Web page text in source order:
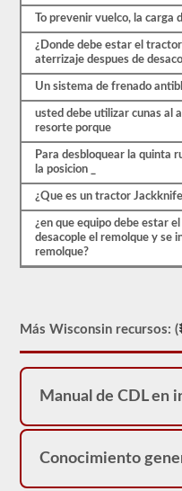
examen
combinado.
Tenemos
100
preguntas
que
probable
que
encuentre
examen
aprobación
combinado.
Estas
preguntas
del
manual
para
conductores
Wisconsin
lo
ayudarán
agregar
el
To prevenir vuelco, la carga
¿Donde debe estar el
aterrizaje despues de
Un sistema de frenado
usted debe utilizar cunas al
resorte porque
Para desbloquear la quinta
la posicion _
¿Que es un tractor
¿en que equipo debe estar
desacople el remolque y se
remolque?
Más Wisconsin recursos: (
Manual de CDL en
Conocimiento